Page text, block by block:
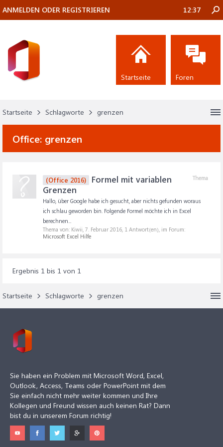
Startseite Schlagworte grenzen
Office: grenzen
Thema
(Office 2016)
Formel mit variablen
Grenzen
Hallo, über Google habe ich gesucht, aber nichts gefunden woraus
ich schlau geworden bin. Folgende Formel möchte ich in Excel
berechnen...
Thema von: Kiwii, 7. Februar 2016, 1 Antwort(en), im Forum:
Microsoft Excel Hilfe
Ergebnis 1 bis 1 von 1
Startseite Schlagworte grenzen
ANMELDEN ODER REGISTRIEREN 12:37
Startseite Foren
Sie haben ein Problem mit Microsoft Word, Excel,
Outlook, Access, Teams oder PowerPoint mit dem
Sie einfach nicht mehr weiter kommen und Ihre
Kollegen und Freund wissen auch keinen Rat? Dann
bist du in unserem Forum richtig!